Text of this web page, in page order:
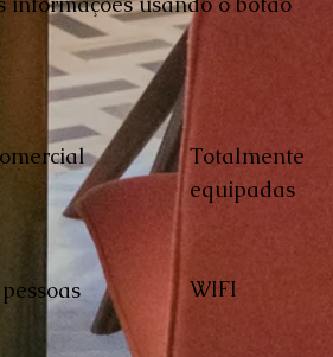
Totalmente
equipadas
WIFI